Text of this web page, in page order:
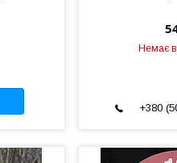
Немає в
+380